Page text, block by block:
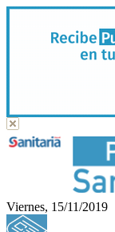
Viernes, 15/11/